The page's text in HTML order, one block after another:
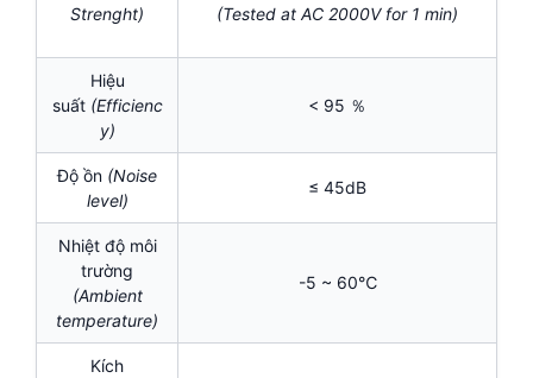
Strenght)
(Tested at AC 2000V for 1 min)
Hiệu
suất (Efficienc
y)
< 95 ％
Độ ồn (Noise
level)
≤ 45dB
Nhiệt độ môi
trường
(Ambient
temperature)
-5 ~ 60℃
Kích